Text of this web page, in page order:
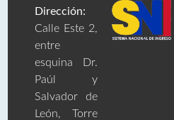
Dirección:
Calle Este 2,
entre
esquina Dr.
Paúl y
Salvador de
León, Torre